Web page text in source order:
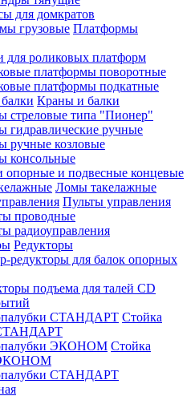
для домкратов
Платформы
для роликовых платформ
платформы поворотные
платформы подкатные
Краны и балки
стреловые типа "Пионер"
гидравлические ручные
ручные козловые
консольные
опорные и подвесные концевые
Ломы такелажные
Пульты управления
проводные
радиоуправления
Редукторы
редукторы для балок опорных
подъема для талей CD
Стойка
Стойка
ЭКОНОМ